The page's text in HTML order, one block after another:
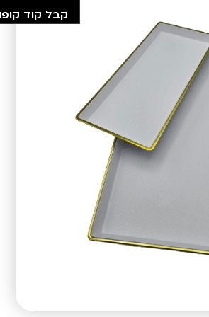
קבל קוד